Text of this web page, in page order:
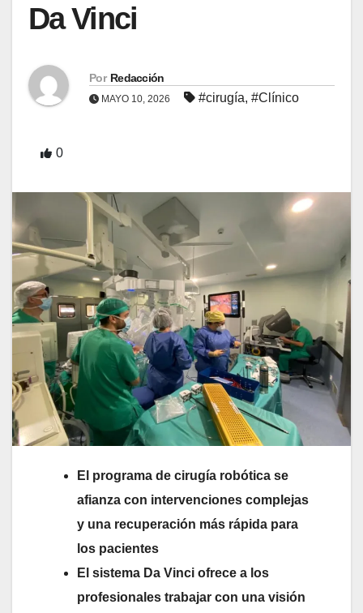
Da Vinci
Por Redacción
MAYO 10, 2026 #cirugía, #Clínico
0
El programa de cirugía robótica se
afianza con intervenciones complejas
y una recuperación más rápida para
los pacientes
El sistema Da Vinci ofrece a los
profesionales trabajar con una visión